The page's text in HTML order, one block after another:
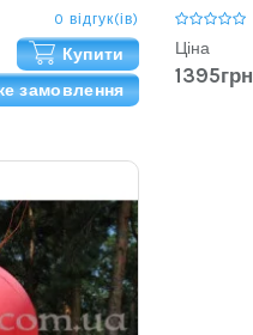
0 відгук(ів)
Купити
замовлення
Ціна